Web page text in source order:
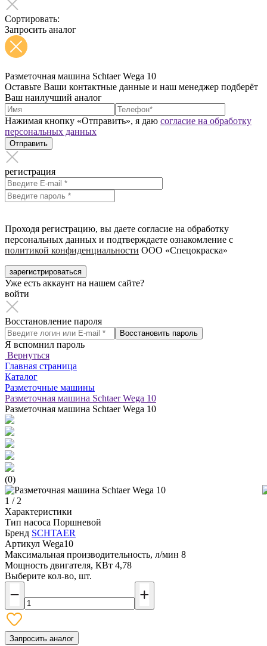
Сортировать:
Запросить аналог
Разметочная машина Schtaer Wega 10
Оставьте Ваши контактные данные и наш менеджер подберёт
Ваш наилучший аналог
Нажимая кнопку «Отправить», я даю согласие на обработку
персональных данных
Отправить
регистрация
Проходя регистрацию, вы даете согласие на обработку
персональных данных и подтверждаете ознакомление с
политикой конфиденциальности ООО «Спецокраска»
зарегистрироваться
Уже есть аккаунт на нашем сайте?
войти
Восстановление пароля
Восстановить пароль
Я вспомнил пароль
Вернуться
Главная страница
Каталог
Разметочные машины
Разметочная машина Schtaer Wega 10
Разметочная машина Schtaer Wega 10
(0)
1 / 2
Характеристики
Тип насоса Поршневой
Бренд SCHTAER
Артикул Wega10
Максимальная производительность, л/мин 8
Мощность двигателя, КВт 4,78
Выберите кол-во, шт.
Запросить аналог